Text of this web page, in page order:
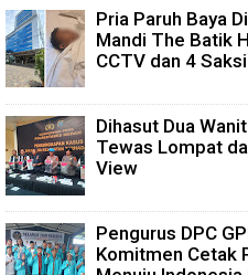
Pria Paruh Baya
Mandi The Batik
CCTV dan 4 Saksi
Dihasut Dua
Tewas Lompat
View
Pengurus DPC
Komitmen Cetak